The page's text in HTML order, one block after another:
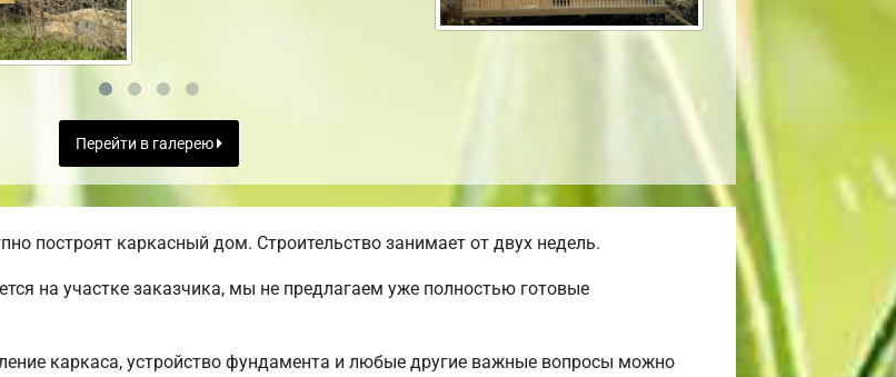
Перейти в галерею
построят каркасный дом. Строительство занимает от двух недель.
на участке заказчика, мы не предлагаем уже полностью готовые
каркаса, устройство фундамента и любые другие важные вопросы можно